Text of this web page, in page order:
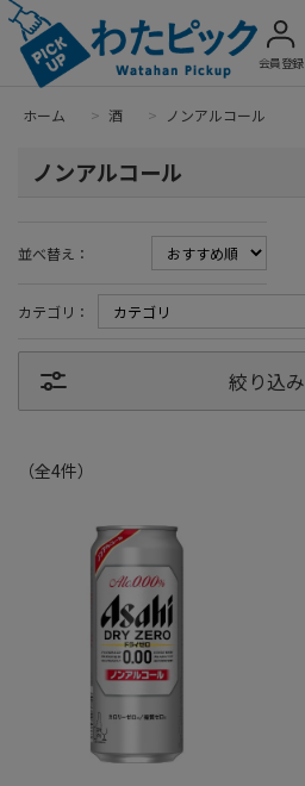
会員登録
ホーム > 酒 > ノンアルコール
ノンアルコール
並べ替え：
カテゴリ：
絞り込み
（全4件）